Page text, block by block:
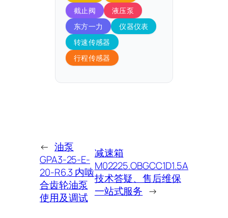
截止阀
液压泵
东方一力
仪器仪表
转速传感器
行程传感器
← 油泵
GPA3-25-E-
20-R6.3 内啮
合齿轮油泵
使用及调试
减速箱
M02225.OBGCC1D1.5A
技术答疑、售后维保
一站式服务 →